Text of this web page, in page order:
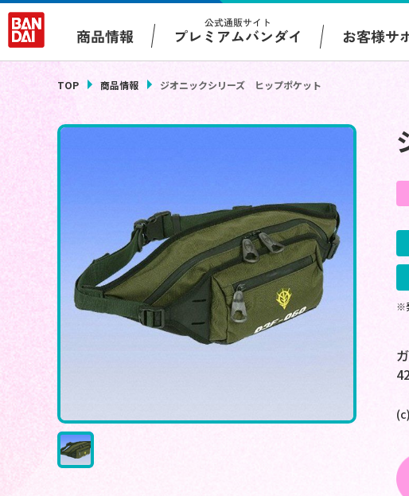
商品情報
公式通販サイト
プレミアムバンダイ お客様サ
TOP 商品情報 ジオニックシリーズ ヒップポケット
※